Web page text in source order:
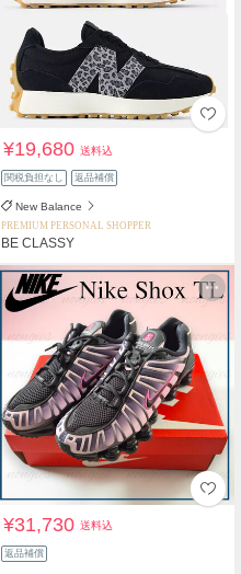
¥19,680送料込
関税負担なし 返品補償
New Balance
PREMIUM PERSONAL SHOPPER
BE CLASSY
¥31,730送料込
返品補償